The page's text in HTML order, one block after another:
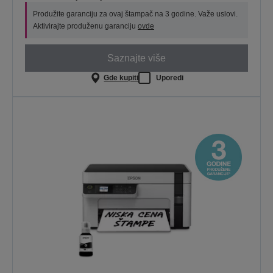
Produžite garanciju za ovaj štampač na 3 godine. Važe uslovi.
Aktivirajte produženu garanciju ovde
Saznajte više
Gde kupiti Uporedi